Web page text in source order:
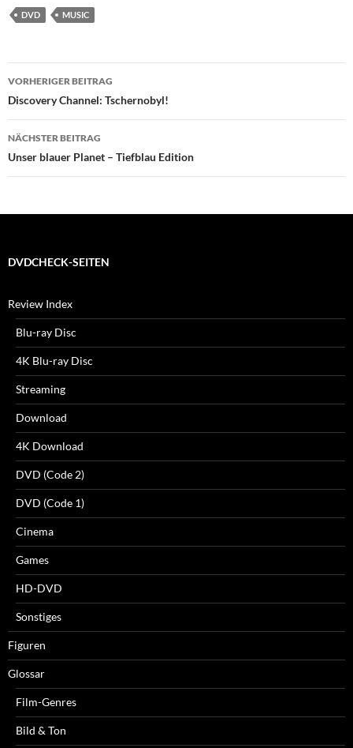
DVD MUSIC
Beitragsnavigation
VORHERIGER BEITRAG
Discovery Channel: Tschernobyl!
NÄCHSTER BEITRAG
Unser blauer Planet – Tiefblau Edition
DVDCHECK-SEITEN
Review Index
Blu-ray Disc
4K Blu-ray Disc
Streaming
Download
4K Download
DVD (Code 2)
DVD (Code 1)
Cinema
Games
HD-DVD
Sonstiges
Figuren
Glossar
Film-Genres
Bild & Ton